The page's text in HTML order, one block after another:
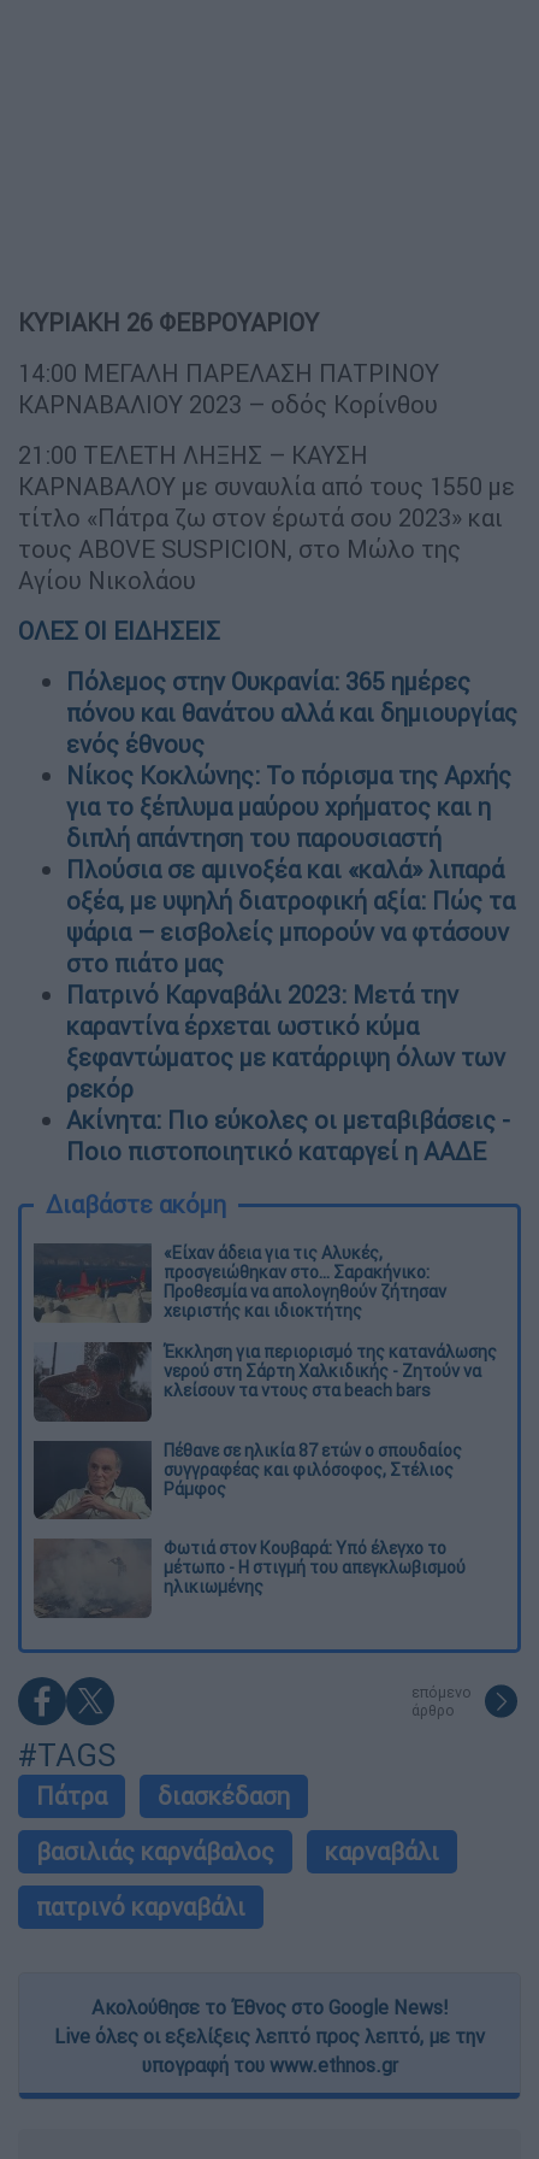
ΚΥΡΙΑΚΗ 26 ΦΕΒΡΟΥΑΡΙΟΥ
14:00 ΜΕΓΑΛΗ ΠΑΡΕΛΑΣΗ ΠΑΤΡΙΝΟΥ
ΚΑΡΝΑΒΑΛΙΟΥ 2023 – οδός Κορίνθου
21:00 ΤΕΛΕΤΗ ΛΗΞΗΣ – ΚΑΥΣΗ
ΚΑΡΝΑΒΑΛΟΥ με συναυλία από τους 1550 με
τίτλο «Πάτρα ζω στον έρωτά σου 2023» και
τους ABOVE SUSPICION, στο Μώλο της
Αγίου Νικολάου
ΟΛΕΣ ΟΙ ΕΙΔΗΣΕΙΣ
Πόλεμος στην Ουκρανία: 365 ημέρες
πόνου και θανάτου αλλά και δημιουργίας
ενός έθνους
Νίκος Κοκλώνης: Το πόρισμα της Αρχής
για το ξέπλυμα μαύρου χρήματος και η
διπλή απάντηση του παρουσιαστή
Πλούσια σε αμινοξέα και «καλά» λιπαρά
οξέα, με υψηλή διατροφική αξία: Πώς τα
ψάρια – εισβολείς μπορούν να φτάσουν
στο πιάτο μας
Πατρινό Καρναβάλι 2023: Μετά την
καραντίνα έρχεται ωστικό κύμα
ξεφαντώματος με κατάρριψη όλων των
ρεκόρ
Ακίνητα: Πιο εύκολες οι μεταβιβάσεις -
Ποιο πιστοποιητικό καταργεί η ΑΑΔΕ
Διαβάστε ακόμη
«Είχαν άδεια για τις Αλυκές,
προσγειώθηκαν στο... Σαρακήνικο:
Προθεσμία να απολογηθούν ζήτησαν
χειριστής και ιδιοκτήτης
Έκκληση για περιορισμό της κατανάλωσης
νερού στη Σάρτη Χαλκιδικής - Ζητούν να
κλείσουν τα ντους στα beach bars
Πέθανε σε ηλικία 87 ετών ο σπουδαίος
συγγραφέας και φιλόσοφος, Στέλιος
Ράμφος
Φωτιά στον Κουβαρά: Υπό έλεγχο το
μέτωπο - Η στιγμή του απεγκλωβισμού
ηλικιωμένης
επόμενο
άρθρο
#TAGS
Πάτρα
διασκέδαση
βασιλιάς καρνάβαλος
καρναβάλι
πατρινό καρναβάλι
Ακολούθησε το Έθνος στο Google News!
Live όλες οι εξελίξεις λεπτό προς λεπτό, με την
υπογραφή του www.ethnos.gr